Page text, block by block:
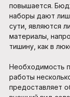
повышается.
наборы дают
сути, являются
материалы,
тишину, как в
Необходимость
работы
предоставляет